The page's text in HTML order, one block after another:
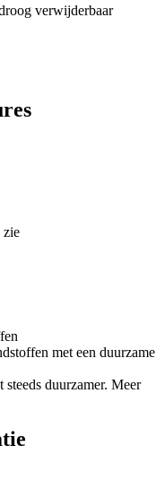
verwijderbaar
zie
met een duurzame
steeds duurzamer. Meer